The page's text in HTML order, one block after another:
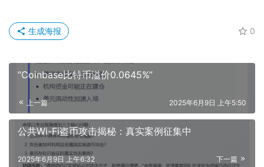
0
生成海报
“Coinbase比特币溢价0.0645%”
上一篇 2025年6月9日 上午5:50
公共Wi-Fi盗币攻击揭秘：真实案例征集中
下一篇
2025年6月9日 上午6:32